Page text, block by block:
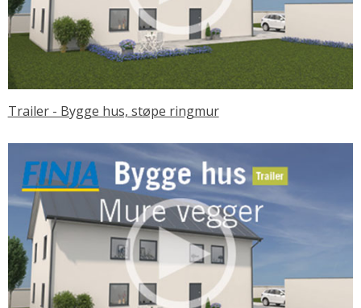
Trailer - Bygge hus, støpe ringmur